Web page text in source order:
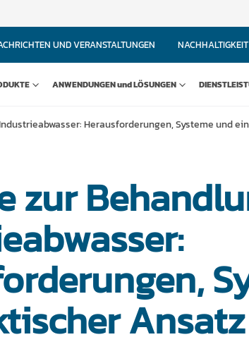
UND VERANSTALTUNGEN NACHHALTIGKEIT
ANWENDUNGEN und LÖSUNGEN
Herausforderungen, Systeme und
zur
Ansatz